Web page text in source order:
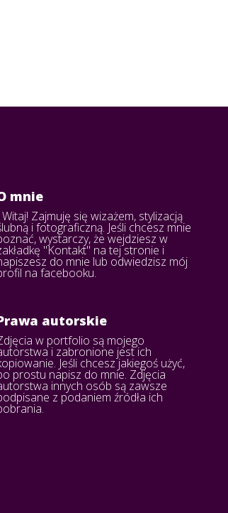
mnie
Witaj! Zajmuję się wizażem, stylizacją
i fotograficzną. Jeśli chcesz mnie
wystarczy, że wejdziesz w
"Kontakt" na tej stronie i
do mnie lub odwiedzisz mój
na facebooku.
autorskie
w portfolio są mojego
i zabronione jest ich
Jeśli chcesz jakiegoś użyć,
prostu napisz do mnie. Zdjęcia
innych osób są zawsze
z podaniem źródła ich